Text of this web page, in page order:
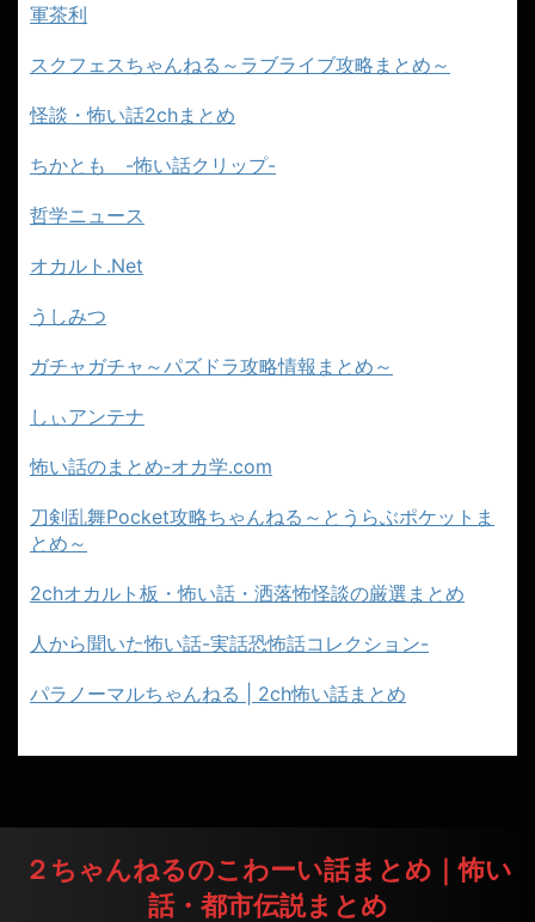
軍茶利
スクフェスちゃんねる～ラブライブ攻略まとめ～
怪談・怖い話2chまとめ
ちかとも -怖い話クリップ-
哲学ニュース
オカルト.Net
うしみつ
ガチャガチャ～パズドラ攻略情報まとめ～
しぃアンテナ
怖い話のまとめ‐オカ学.com
刀剣乱舞Pocket攻略ちゃんねる～とうらぶポケットま
とめ～
2chオカルト板・怖い話・洒落怖怪談の厳選まとめ
人から聞いた怖い話-実話恐怖話コレクション-
パラノーマルちゃんねる | 2ch怖い話まとめ
２ちゃんねるのこわーい話まとめ｜怖い
話・都市伝説まとめ